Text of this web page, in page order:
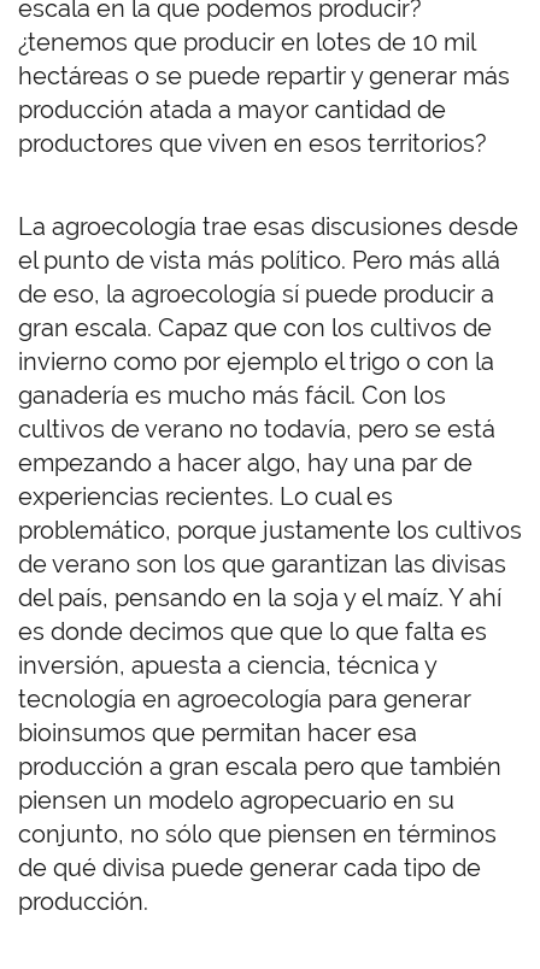
escala en la que podemos producir?
¿tenemos que producir en lotes de 10 mil
hectáreas o se puede repartir y generar más
producción atada a mayor cantidad de
productores que viven en esos territorios?
La agroecología trae esas discusiones desde
el punto de vista más político. Pero más allá
de eso, la agroecología sí puede producir a
gran escala. Capaz que con los cultivos de
invierno como por ejemplo el trigo o con la
ganadería es mucho más fácil. Con los
cultivos de verano no todavía, pero se está
empezando a hacer algo, hay una par de
experiencias recientes. Lo cual es
problemático, porque justamente los cultivos
de verano son los que garantizan las divisas
del país, pensando en la soja y el maíz. Y ahí
es donde decimos que que lo que falta es
inversión, apuesta a ciencia, técnica y
tecnología en agroecología para generar
bioinsumos que permitan hacer esa
producción a gran escala pero que también
piensen un modelo agropecuario en su
conjunto, no sólo que piensen en términos
de qué divisa puede generar cada tipo de
producción.